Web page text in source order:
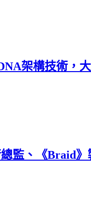
架構技術，
監、《Braid》